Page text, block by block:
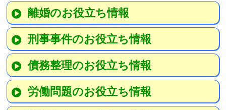
離婚のお役立ち情報
刑事事件のお役立ち情報
債務整理のお役立ち情報
労働問題のお役立ち情報